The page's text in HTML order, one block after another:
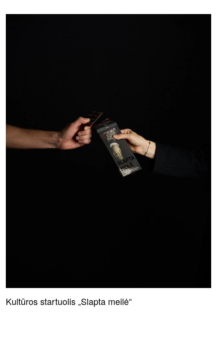
Kultūros startuolis „Slapta meilė“